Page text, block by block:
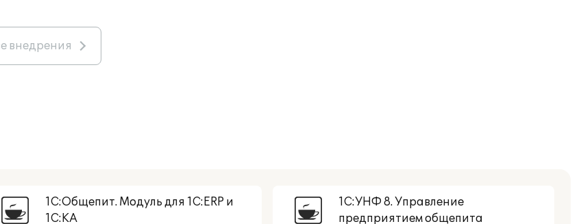
внедрения
1С:Общепит. Модуль для 1С:ERP и
1С:КА
1С:УНФ 8. Управление
предприятием общепита